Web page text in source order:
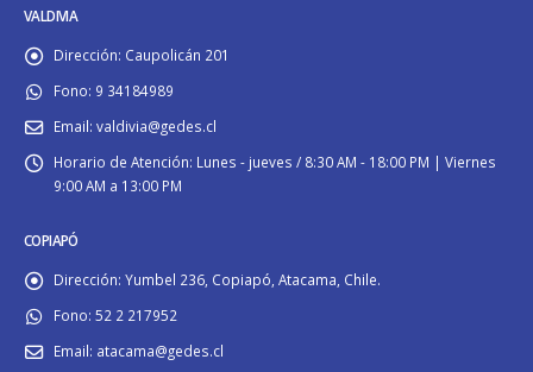
VALDIVIA
Dirección: Caupolicán 201
Fono: 9 34184989
Email: valdivia@gedes.cl
Horario de Atención: Lunes - jueves / 8:30 AM - 18:00 PM | Viernes
9:00 AM a 13:00 PM
COPIAPÓ
Dirección: Yumbel 236, Copiapó, Atacama, Chile.
Fono: 52 2 217952
Email: atacama@gedes.cl